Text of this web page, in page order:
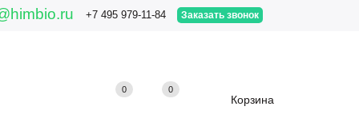
+7 495 979-11-84 Заказать звонок
0 0
Корзина